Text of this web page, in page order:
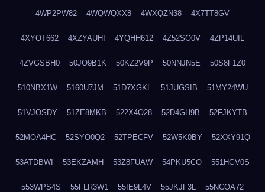
4WP2PW82 4WQWQXX8 4WXQZN38 4X7TT8GV
4XYOT662 4XZYAUHI 4YQHH612 4Z52SO0V 4ZP14UIL
4ZVGSBH0 50JO9B1K 50KZ2V9P 50NNJN5E 50S8F1Z0
510NBX1W 5160U7JM 51D7XGKL 51JUGSIB 51MY24WU
51VJOSDY 51ZE8MKB 522X4O28 52D4GH9B 52FJKYTB
52MOA4HC 52SYO0Q2 52TPECFV 52W5K0BY 52XXY91Q
53ATDBWI 53EKZAMH 53Z8FUAW 54PKU5CO 551HGV0S
553WPS4S 55FLR3W1 55IE9L4V 55JKJF3L 55NCOA72